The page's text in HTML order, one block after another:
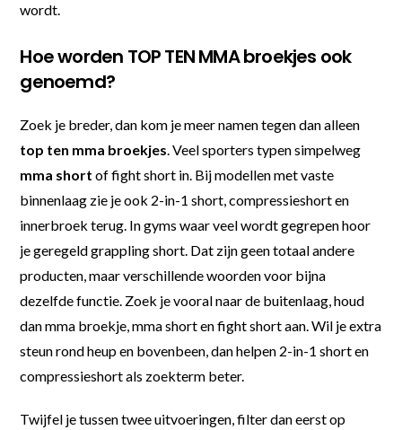
wordt.
Hoe worden TOP TEN MMA broekjes ook
genoemd?
Zoek je breder, dan kom je meer namen tegen dan alleen
top ten mma broekjes. Veel sporters typen simpelweg
mma short of fight short in. Bij modellen met vaste
binnenlaag zie je ook 2-in-1 short, compressieshort en
innerbroek terug. In gyms waar veel wordt gegrepen hoor
je geregeld grappling short. Dat zijn geen totaal andere
producten, maar verschillende woorden voor bijna
dezelfde functie. Zoek je vooral naar de buitenlaag, houd
dan mma broekje, mma short en fight short aan. Wil je extra
steun rond heup en bovenbeen, dan helpen 2-in-1 short en
compressieshort als zoekterm beter.
Twijfel je tussen twee uitvoeringen, filter dan eerst op